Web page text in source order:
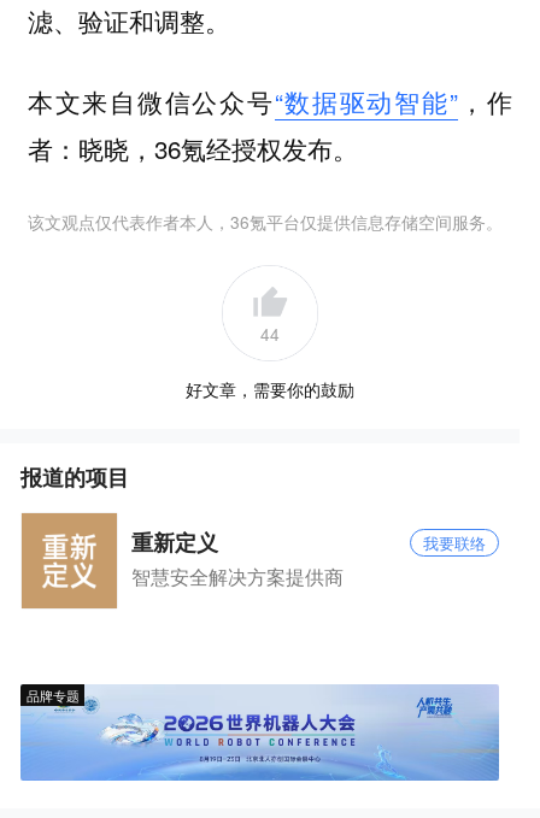
滤、验证和调整。
本文来自微信公众号“数据驱动智能”，作
者：晓晓，36氪经授权发布。
该文观点仅代表作者本人，36氪平台仅提供信息存储空间服务。
44
好文章，需要你的鼓励
报道的项目
重新定义 我要联络
智慧安全解决方案提供商
品牌专题